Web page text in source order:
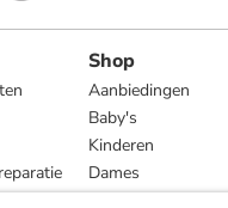
Shop
Aanbiedingen
Baby's
Kinderen
Dames
Heren